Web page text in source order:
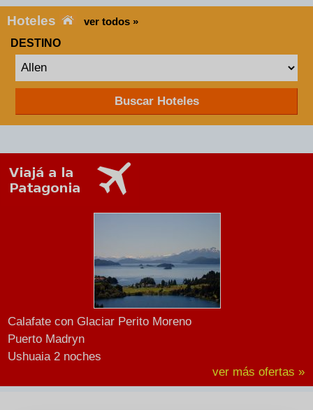
Hoteles
ver todos »
DESTINO
Buscar Hoteles
Calafate con Glaciar Perito Moreno
Puerto Madryn
Ushuaia 2 noches
ver más ofertas »